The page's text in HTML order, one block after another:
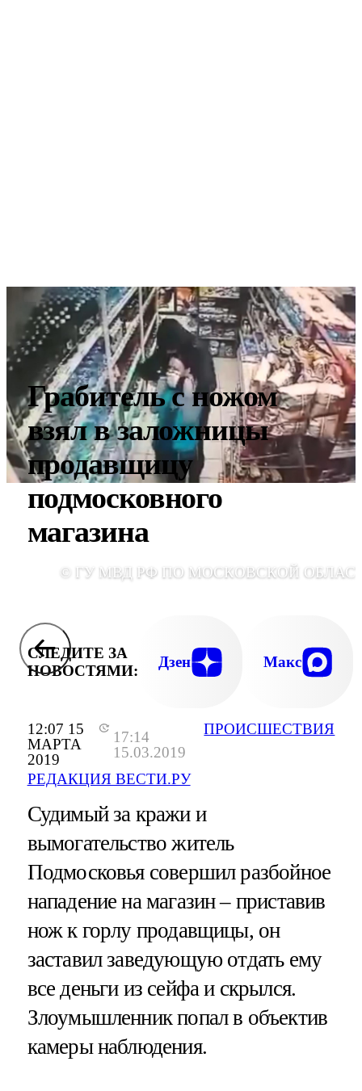
12:07 15
МАРТА
2019
17:14
15.03.2019
РЕДАКЦИЯ ВЕСТИ.РУ
ПРОИСШЕСТВИЯ
Грабитель с ножом
взял в заложницы
продавщицу
подмосковного
магазина
© ГУ МВД РФ ПО МОСКОВСКОЙ
СЛЕДИТЕ ЗА
НОВОСТЯМИ:
Дзен Макс
Судимый за кражи и
вымогательство житель
Подмосковья совершил разбойное
нападение на магазин – приставив
нож к горлу продавщицы, он
заставил заведующую отдать ему
все деньги из сейфа и скрылся.
Злоумышленник попал в объектив
камеры наблюдения.